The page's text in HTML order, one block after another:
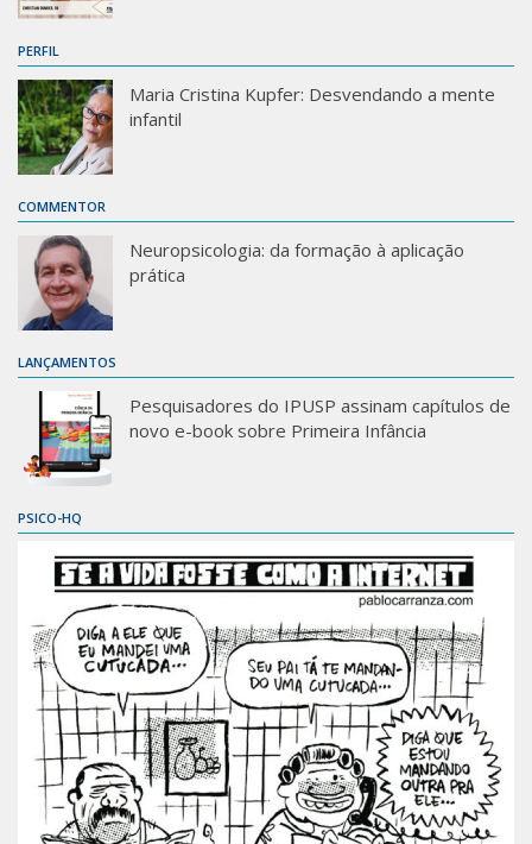
PERFIL
Maria Cristina Kupfer: Desvendando a mente
infantil
COMMENTOR
Neuropsicologia: da formação à aplicação
prática
LANÇAMENTOS
Pesquisadores do IPUSP assinam capítulos de
novo e-book sobre Primeira Infância
PSICO-HQ